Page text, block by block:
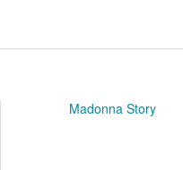
Madonna Story